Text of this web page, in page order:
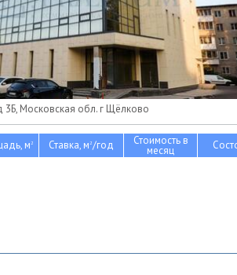
3Б, Московская обл. г Щёлково
м2 Ставка, м2/год Стоимость в
месяц